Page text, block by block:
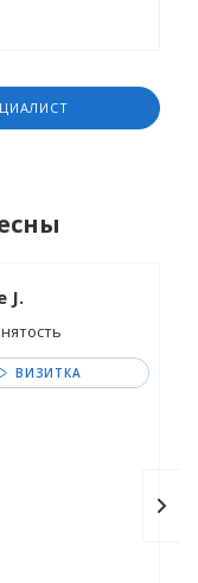
J.
ВИЗИТКА